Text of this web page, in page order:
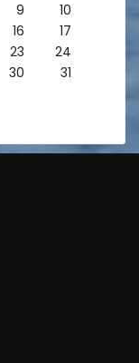
9
10
16
17
23
24
30 31